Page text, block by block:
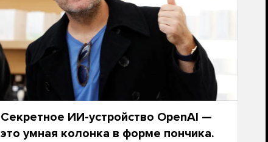
Секретное ИИ-устройство OpenAI —
это умная колонка в форме пончика.